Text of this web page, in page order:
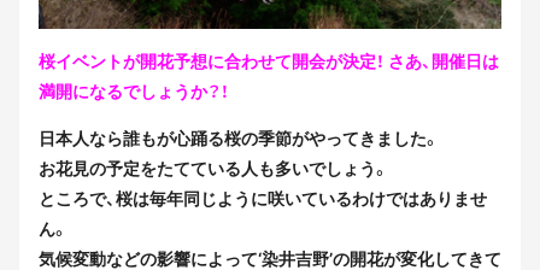
桜イベントが開花予想に合わせて開会が決定！ さあ、開催日は
満開になるでしょうか？！
日本人なら誰もが心踊る桜の季節がやってきました。
お花見の予定をたてている人も多いでしょう。
ところで、桜は毎年同じように咲いているわけではありませ
ん。
気候変動などの影響によって‘染井吉野’の開花が変化してきて